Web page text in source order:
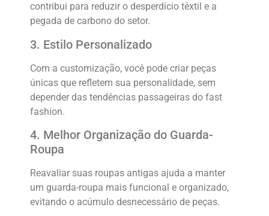
contribui para reduzir o desperdício têxtil e a
pegada de carbono do setor.
3. Estilo Personalizado
Com a customização, você pode criar peças
únicas que refletem sua personalidade, sem
depender das tendências passageiras do fast
fashion.
4. Melhor Organização do Guarda-
Roupa
Reavaliar suas roupas antigas ajuda a manter
um guarda-roupa mais funcional e organizado,
evitando o acúmulo desnecessário de peças.